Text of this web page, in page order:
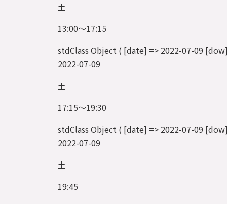
土
13:00～17:15
stdClass Object ( [date] => 2022-07-09
2022-07-09
土
17:15～19:30
stdClass Object ( [date] => 2022-07-09
2022-07-09
土
19:45